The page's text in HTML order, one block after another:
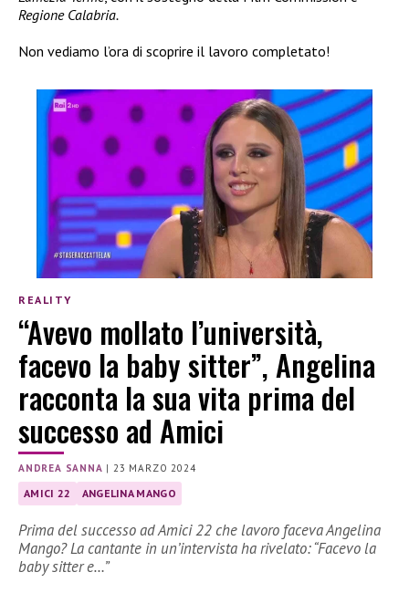
Regione Calabria.
Non vediamo l’ora di scoprire il lavoro completato!
REALITY
“Avevo mollato l’università,
facevo la baby sitter”, Angelina
racconta la sua vita prima del
successo ad Amici
ANDREA SANNA |23 MARZO 2024
AMICI 22 ANGELINA MANGO
Prima del successo ad Amici 22 che lavoro faceva Angelina
Mango? La cantante in un’intervista ha rivelato: “Facevo la
baby sitter e…”